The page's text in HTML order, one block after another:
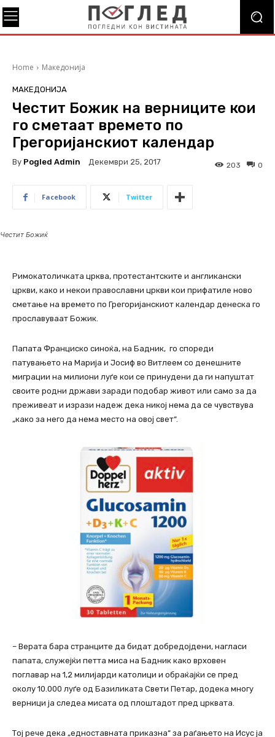
Home Македонија
МАКЕДОНИЈА
Честит Божик на верниците кои
го сметаат времето по
Грегоријанскиот календар
By Pogled Admin Декември 25, 2017 0
203
Facebook Twitter
Честит Божиќ
Римокатоличката црква, протестантските и англикански
цркви, како и некои православни цркви кои прифатиле ново
сметање на времето по Грегоријанскиот календар денеска го
прославуваат Божик.
Папата Франциско синоќа, на Бадник, го спореди
патувањето на Марија и Јосиф во Витлеем со денешните
миграции на милиони луѓе кои се принудени да ги напуштат
своите родни држави заради подобар живот или само за да
преживеат и изрази надеж дека никој нема да се чувствува
„како за него да нема место на овој свет“.
– Верата бара странците да бидат добредојдени, нагласи
папата, служејќи петта миса на Бадник како врховен
поглавар на 1,2 милијарди католици и обраќајќи се пред
околу 10.000 луѓе од Базиликата Свети Петар, додека многу
верници ја следеа мисата од плоштадот пред црквата.
Тој рече дека „едноставната приказна“ за раѓањето на Исус ја